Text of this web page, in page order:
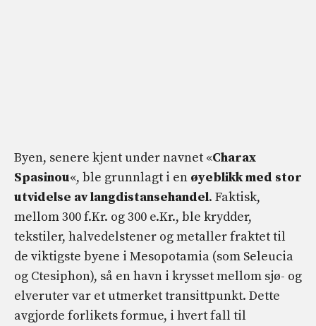
Byen, senere kjent under navnet «Charax
Spasinou«, ble grunnlagt i en øyeblikk med stor
utvidelse av langdistansehandel. Faktisk,
mellom 300 f.Kr. og 300 e.Kr., ble krydder,
tekstiler, halvedelstener og metaller fraktet til
de viktigste byene i Mesopotamia (som Seleucia
og Ctesiphon), så en havn i krysset mellom sjø- og
elveruter var et utmerket transittpunkt. Dette
avgjorde forlikets formue, i hvert fall til